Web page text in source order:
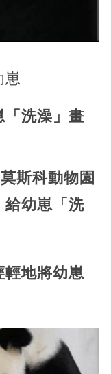
崽
「洗澡」畫
莫斯科動物園
給幼崽「洗
輕地將幼崽